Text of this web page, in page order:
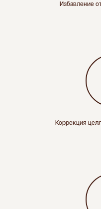
Избавление
Коррекция
Старт курса сразу